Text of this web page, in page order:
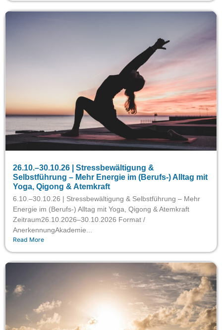
26.10.–30.10.26 | Stressbewältigung &
Selbstführung – Mehr Energie im (Berufs-) Alltag mit
Yoga, Qigong & Atemkraft
6.10.–30.10.26 | Stressbewältigung & Selbstführung – Mehr
Energie im (Berufs-) Alltag mit Yoga, Qigong & Atemkraft
Zeitraum26.10.2026–30.10.2026 Format /
AnerkennungAkademie...
Read More